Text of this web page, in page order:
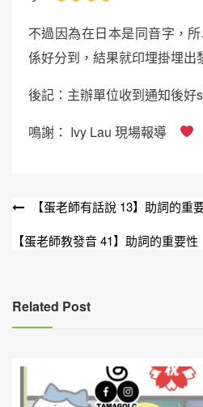
不過因為在日本是同音字，
係好分到，結果就印埋掛埋出
後記：主辦單位收到通知後好
鳴謝： Ivy Lau 現場報導
文
章
【蛋老師有話說 13】助詞的重
【蛋老師教發音 41】助詞的重要性
Related Post